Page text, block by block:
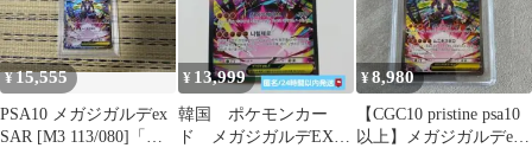
¥15,555
PSA10 メガジガルデex
SAR [M3 113/080]「ム
¥ 13,999
韓国 ポケモンカー
ド メガジガルデEX
¥8,980
【CGC10 pristine psa10
以上】メガジガルデex